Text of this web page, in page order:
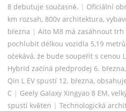
8 debutuje současně. | Oficiální
km rozsah, 800v architektura,
března | Aito M8 má zasáhnout
pochlubit délkou vozidla 5,19
očekává, že bude soupeřit s cenou
Hybrid začíná předprodej 6.
Qin L EV spustí 12. března,
C | Geely Galaxy Xingyao 8 EM,
spustí květen | Technologická